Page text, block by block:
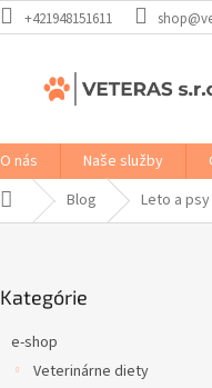
+421948151611
O nás Naše služby
DomovBlog Leto a
kategórie
Kategórie
e-shop
Veterinárne diety